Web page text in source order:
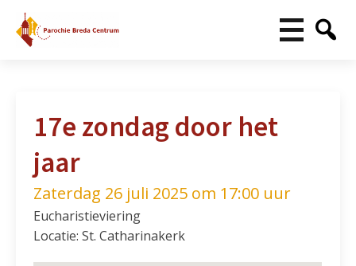
17e zondag door het
jaar
Zaterdag 26 juli 2025 om 17:00 uur
Eucharistieviering
Locatie: St. Catharinakerk